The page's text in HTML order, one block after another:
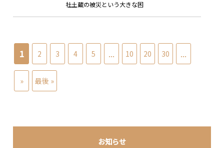
お知らせ
社土蔵の被災という大きな困
1 2 3 4 5 ... 10 20 30 ...
» 最後 »